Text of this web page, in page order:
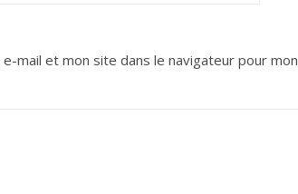
mail et mon site dans le navigateur pour